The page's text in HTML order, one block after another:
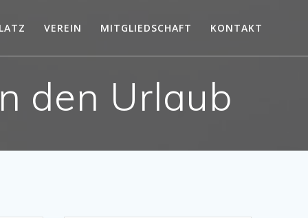
VEREIN MITGLIEDSCHAFT KONTAKT
den Urlaub